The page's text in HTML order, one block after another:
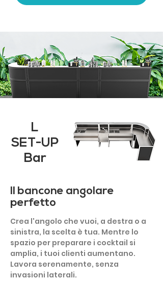
L
SET-UP
Bar
Il bancone angolare
perfetto
Crea l'angolo che vuoi, a destra o a
sinistra, la scelta è tua. Mentre lo
spazio per preparare i cocktail si
amplia, i tuoi clienti aumentano.
Lavora serenamente, senza
invasioni laterali.